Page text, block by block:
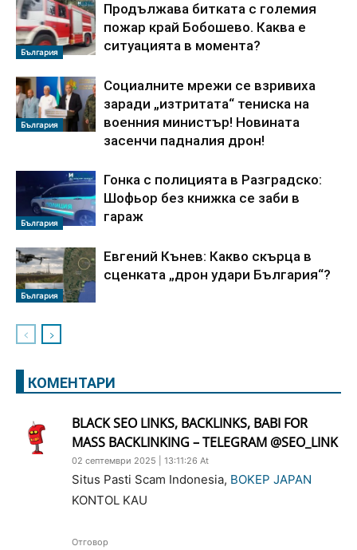
България
Продължава битката с големия
пожар край Бобошево. Каква е
ситуацията в момента?
България
Социалните мрежи се взривиха
заради „изтритата“ тениска на
военния министър! Новината
засенчи падналия дрон!
България
Гонка с полицията в Разградско:
Шофьор без книжка се заби в
гараж
България
Евгений Кънев: Какво скърца в
сценката „дрон удари България“?
КОМЕНТАРИ
BLACK SEO LINKS, BACKLINKS, BABI FOR
MASS BACKLINKING – TELEGRAM @SEO_LINK
02 септември 2025 | 13:11:26 At
Situs Pasti Scam Indonesia, BOKEP JAPAN
KONTOL KAU
Отговор